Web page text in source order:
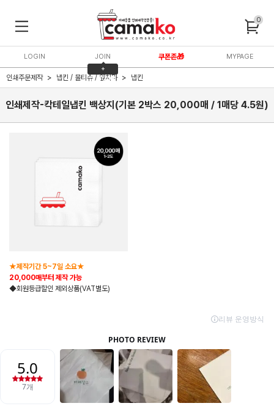
0
LOGIN
JOIN
+
3,000P
쿠폰존🎁 MYPAGE
인쇄주문제작 냅킨 / 물티슈 / 앞치마 냅킨
인쇄제작-칵테일냅킨 백상지(기본 2박스 20,000매 / 1매당 4.5원)
★제작기간 5~7일 소요★
20,000매부터 제작 가능
◆회원등급할인 제외상품(VAT별도)